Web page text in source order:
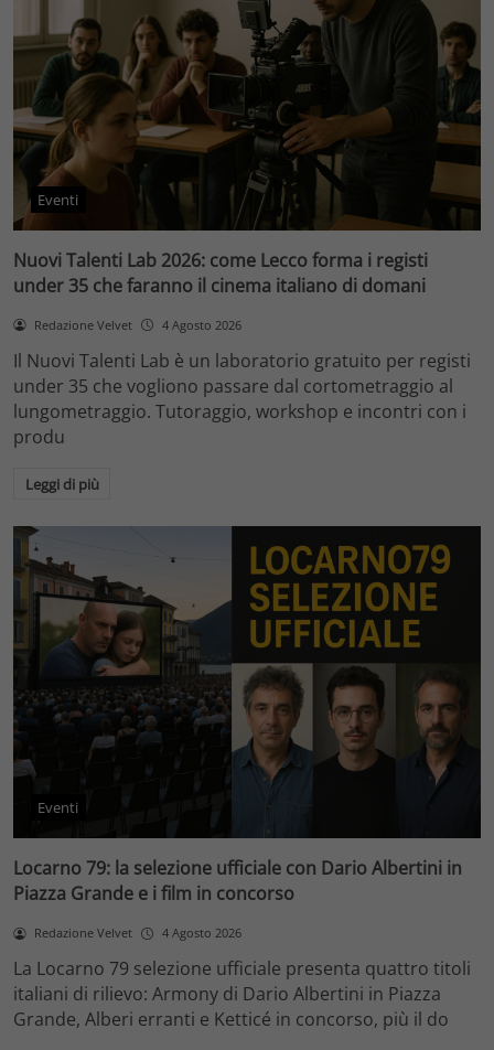
Eventi
Nuovi Talenti Lab 2026: come Lecco forma i registi
under 35 che faranno il cinema italiano di domani
Redazione Velvet 4 Agosto 2026
Il Nuovi Talenti Lab è un laboratorio gratuito per registi
under 35 che vogliono passare dal cortometraggio al
lungometraggio. Tutoraggio, workshop e incontri con i
produ
Leggi di più
Eventi
Locarno 79: la selezione ufficiale con Dario Albertini in
Piazza Grande e i film in concorso
Redazione Velvet 4 Agosto 2026
La Locarno 79 selezione ufficiale presenta quattro titoli
italiani di rilievo: Armony di Dario Albertini in Piazza
Grande, Alberi erranti e Ketticé in concorso, più il do